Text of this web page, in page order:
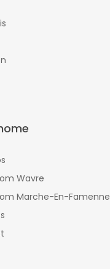
Wavre
Marche-En-Famenne